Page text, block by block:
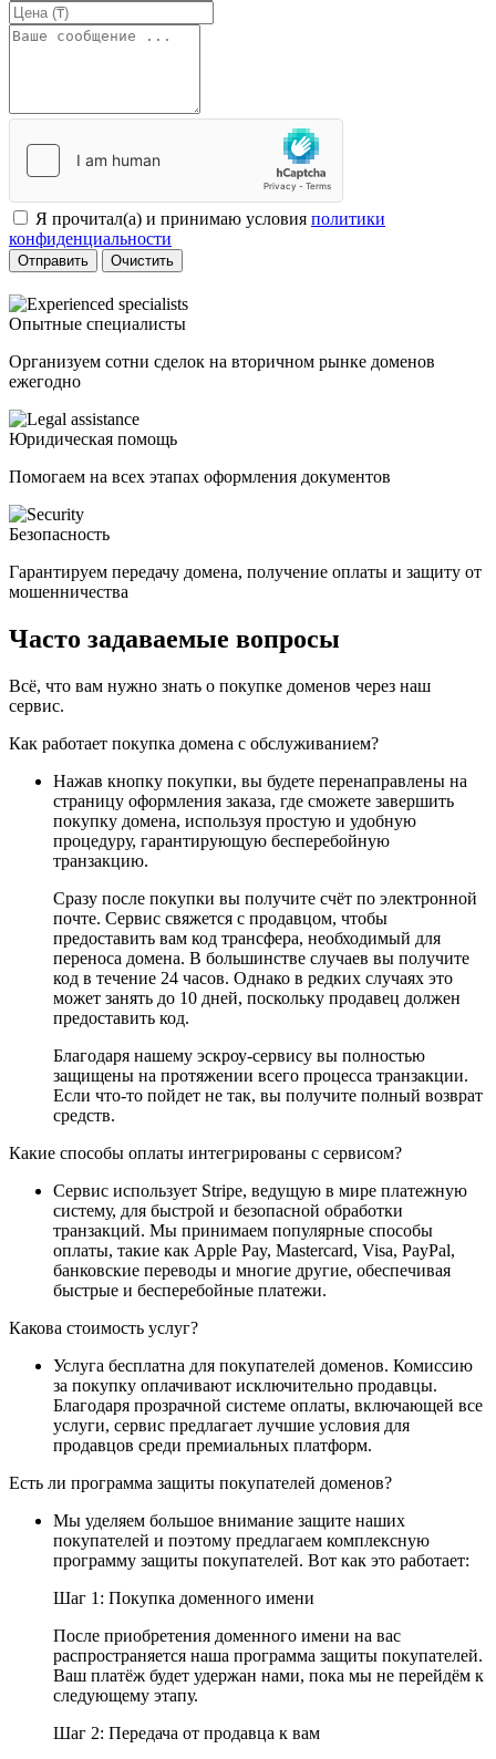
Я прочитал(а) и принимаю условия политики
конфиденциальности
Отправить Очистить
Опытные специалисты
Организуем сотни сделок на вторичном рынке доменов
ежегодно
Юридическая помощь
Помогаем на всех этапах оформления документов
Безопасность
Гарантируем передачу домена, получение оплаты и защиту от
мошенничества
Часто задаваемые вопросы
Всё, что вам нужно знать о покупке доменов через наш
сервис.
Как работает покупка домена с обслуживанием?
Нажав кнопку покупки, вы будете перенаправлены на
страницу оформления заказа, где сможете завершить
покупку домена, используя простую и удобную
процедуру, гарантирующую бесперебойную
транзакцию.
Сразу после покупки вы получите счёт по электронной
почте. Сервис свяжется с продавцом, чтобы
предоставить вам код трансфера, необходимый для
переноса домена. В большинстве случаев вы получите
код в течение 24 часов. Однако в редких случаях это
может занять до 10 дней, поскольку продавец должен
предоставить код.
Благодаря нашему эскроу-сервису вы полностью
защищены на протяжении всего процесса транзакции.
Если что-то пойдет не так, вы получите полный возврат
средств.
Какие способы оплаты интегрированы с сервисом?
Сервис использует Stripe, ведущую в мире платежную
систему, для быстрой и безопасной обработки
транзакций. Мы принимаем популярные способы
оплаты, такие как Apple Pay, Mastercard, Visa, PayPal,
банковские переводы и многие другие, обеспечивая
быстрые и бесперебойные платежи.
Какова стоимость услуг?
Услуга бесплатна для покупателей доменов. Комиссию
за покупку оплачивают исключительно продавцы.
Благодаря прозрачной системе оплаты, включающей все
услуги, сервис предлагает лучшие условия для
продавцов среди премиальных платформ.
Есть ли программа защиты покупателей доменов?
Мы уделяем большое внимание защите наших
покупателей и поэтому предлагаем комплексную
программу защиты покупателей. Вот как это работает:
Шаг 1: Покупка доменного имени
После приобретения доменного имени на вас
распространяется наша программа защиты покупателей.
Ваш платёж будет удержан нами, пока мы не перейдём к
следующему этапу.
Шаг 2: Передача от продавца к вам